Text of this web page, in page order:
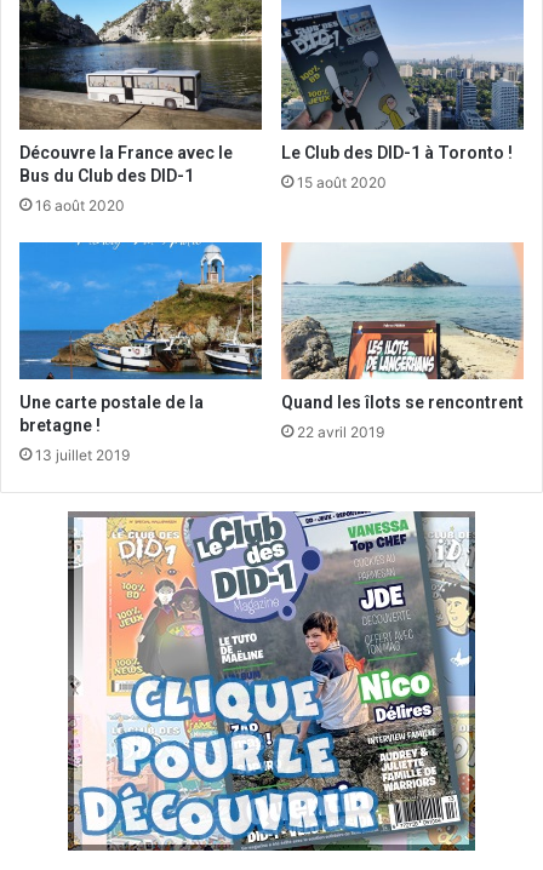
Découvre la France avec le
Bus du Club des DID-1
16 août 2020
Le Club des DID-1 à Toronto !
15 août 2020
Une carte postale de la
bretagne !
13 juillet 2019
Quand les îlots se rencontrent
22 avril 2019